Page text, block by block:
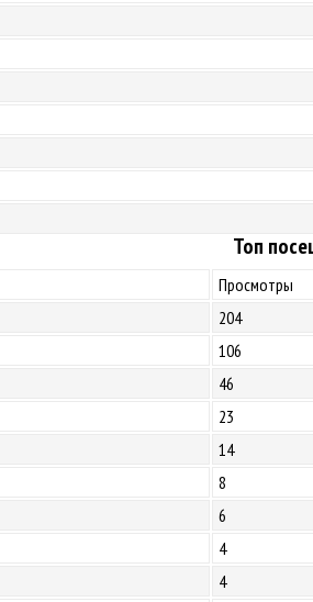
Топ
Просмотры
204
106
46
23
14
8
6
4
4